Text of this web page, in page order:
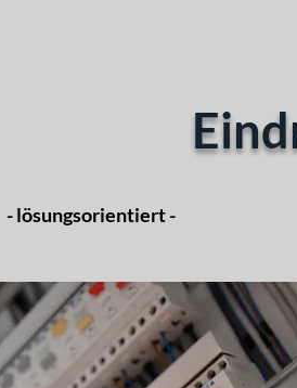
- lösungsorientiert -